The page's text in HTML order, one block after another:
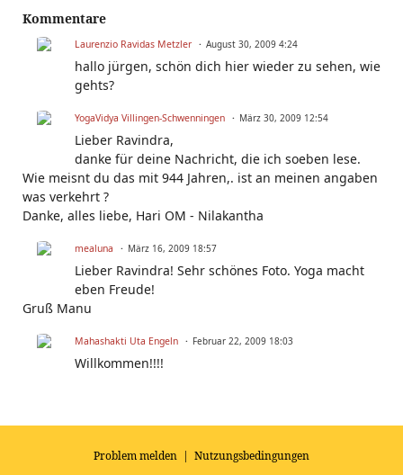
Kommentare
Laurenzio Ravidas Metzler August 30, 2009 4:24
hallo jürgen, schön dich hier wieder zu sehen, wie
gehts?
YogaVidya Villingen-Schwenningen März 30, 2009 12:54
Lieber Ravindra,
danke für deine Nachricht, die ich soeben lese.
Wie meisnt du das mit 944 Jahren,. ist an meinen angaben
was verkehrt ?
Danke, alles liebe, Hari OM - Nilakantha
mealuna März 16, 2009 18:57
Lieber Ravindra! Sehr schönes Foto. Yoga macht
eben Freude!
Gruß Manu
Mahashakti Uta Engeln Februar 22, 2009 18:03
Willkommen!!!!
Problem melden | Nutzungsbedingungen